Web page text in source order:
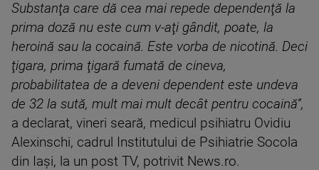
Substanţa care dă cea mai repede dependenţă la
prima doză nu este cum v-aţi gândit, poate, la
heroină sau la cocaină. Este vorba de nicotină. Deci
ţigara, prima ţigară fumată de cineva,
probabilitatea de a deveni dependent este undeva
de 32 la sută, mult mai mult decât pentru cocaină”,
a declarat, vineri seară, medicul psihiatru Ovidiu
Alexinschi, cadrul Institutului de Psihiatrie Socola
din Iaşi, la un post TV, potrivit News.ro.